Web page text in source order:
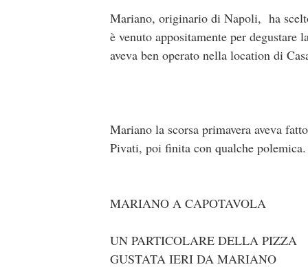
Mariano, originario di Napoli, ha
è venuto appositamente per degustare
aveva ben operato nella location di
Mariano la scorsa primavera aveva
Pivati, poi finita con qualche polemica.
MARIANO A CAPOTAVOLA
UN PARTICOLARE DELLA PIZZA
GUSTATA IERI DA MARIANO